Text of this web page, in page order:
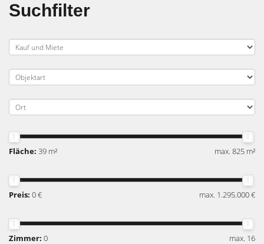
Suchfilter
Fläche: 39 m² max. 825 m²
Preis: 0 € max. 1.295.000 €
Zimmer: 0 max. 16